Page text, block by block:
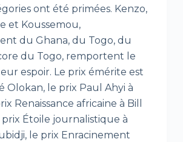
ont été primées. Kenzo,
et Koussemou,
du Ghana, du Togo, du
du Togo, remportent le
espoir. Le prix émérite est
Olokan, le prix Paul Ahyi à
Renaissance africaine à Bill
prix Étoile journalistique à
le prix Enracinement